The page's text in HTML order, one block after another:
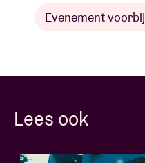
Evenement voorbij
Lees ook